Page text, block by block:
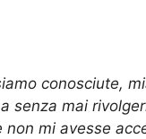
conosciute,
senza mai
non mi avesse